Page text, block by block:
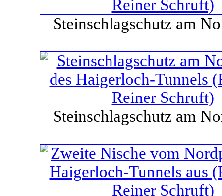
Steinschlagschutz am
Steinschlagschutz am